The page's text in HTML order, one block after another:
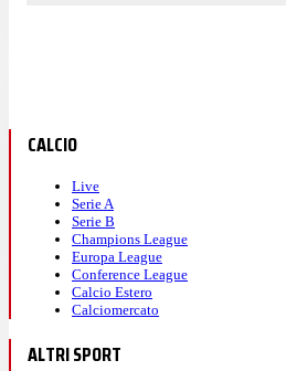
CALCIO
Live
Serie A
Serie B
Champions League
Europa League
Conference League
Calcio Estero
Calciomercato
ALTRI SPORT